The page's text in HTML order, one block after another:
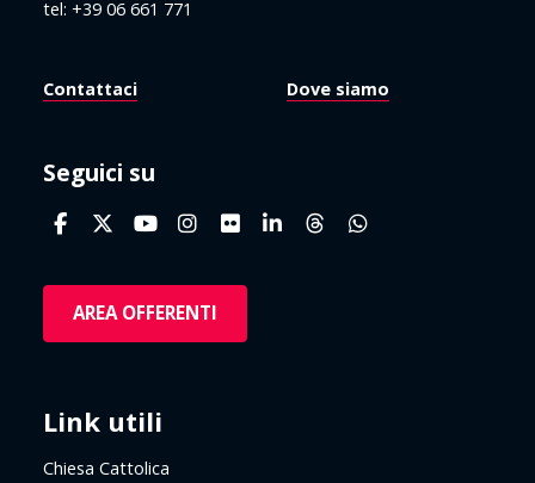
tel: +39 06 661 771
Contattaci Dove siamo
Seguici su
AREA OFFERENTI
Link utili
Chiesa Cattolica